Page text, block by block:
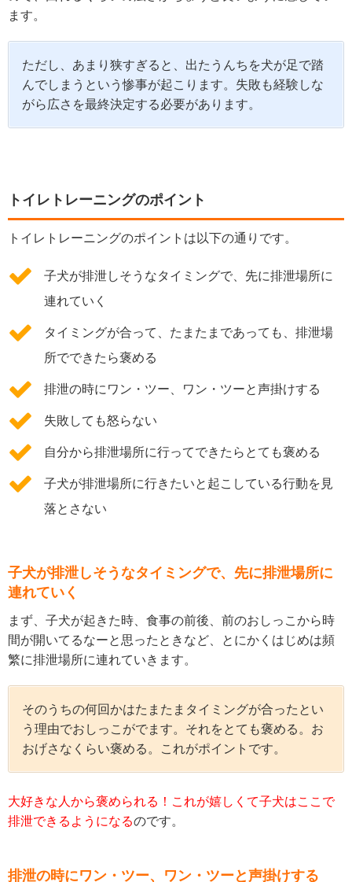
ます。
ただし、あまり狭すぎると、出たうんちを犬が足で踏
んでしまうという惨事が起こります。失敗も経験しな
がら広さを最終決定する必要があります。
トイレトレーニングのポイント
トイレトレーニングのポイントは以下の通りです。
子犬が排泄しそうなタイミングで、先に排泄場所に
連れていく
タイミングが合って、たまたまであっても、排泄場
所でできたら褒める
排泄の時にワン・ツー、ワン・ツーと声掛けする
失敗しても怒らない
自分から排泄場所に行ってできたらとても褒める
子犬が排泄場所に行きたいと起こしている行動を見
落とさない
子犬が排泄しそうなタイミングで、先に排泄場所に
連れていく
まず、子犬が起きた時、食事の前後、前のおしっこから時
間が開いてるなーと思ったときなど、とにかくはじめは頻
繁に排泄場所に連れていきます。
そのうちの何回かはたまたまタイミングが合ったとい
う理由でおしっこがでます。それをとても褒める。お
おげさなくらい褒める。これがポイントです。
大好きな人から褒められる！これが嬉しくて子犬はここで
排泄できるようになるのです。
排泄の時にワン・ツー、ワン・ツーと声掛けする